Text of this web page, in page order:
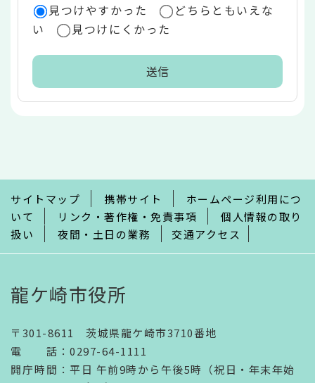
見つけやすかった
どちらともいえな
い
見つけにくかった
で
サイトマップ 携帯サイト
ホームページ利用につ
いて
リンク・著作権・免責事項
個人情報の取り
扱い
夜間・土日の業務 交通アクセス
龍ケ崎市役所
〒301-8611 茨城県龍ケ崎市3710番地
電話 ： 0297-64-1111
開庁時間 ： 平日 午前9時から午後5時（祝日・年末年始